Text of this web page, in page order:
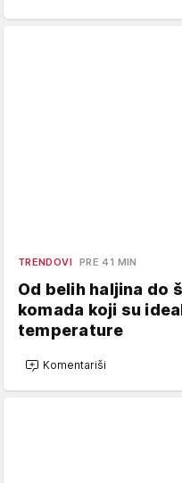
TRENDOVI PRE 41 MIN
Od belih haljina do
komada koji su
temperature
Komentariši